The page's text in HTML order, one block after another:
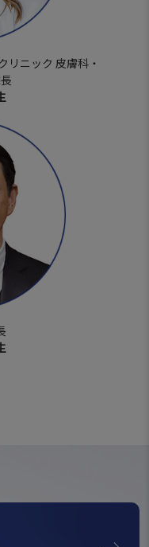
リニック 皮膚科・